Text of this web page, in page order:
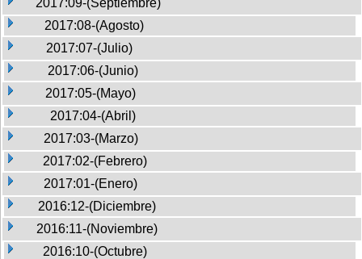
2017:08-(Agosto)
2017:07-(Julio)
2017:06-(Junio)
2017:05-(Mayo)
2017:04-(Abril)
2017:03-(Marzo)
2017:02-(Febrero)
2017:01-(Enero)
2016:12-(Diciembre)
2016:11-(Noviembre)
2016:10-(Octubre)